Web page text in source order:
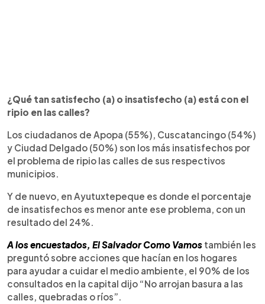
¿Qué tan satisfecho (a) o insatisfecho (a) está con el
ripio en las calles?
Los ciudadanos de Apopa (55%), Cuscatancingo (54%)
y Ciudad Delgado (50%) son los más insatisfechos por
el problema de ripio las calles de sus respectivos
municipios.
Y de nuevo, en Ayutuxtepeque es donde el porcentaje
de insatisfechos es menor ante ese problema, con un
resultado del 24%.
A los encuestados, El Salvador Como Vamos también les
preguntó sobre acciones que hacían en los hogares
para ayudar a cuidar el medio ambiente, el 90% de los
consultados en la capital dijo “No arrojan basura a las
calles, quebradas o ríos”.